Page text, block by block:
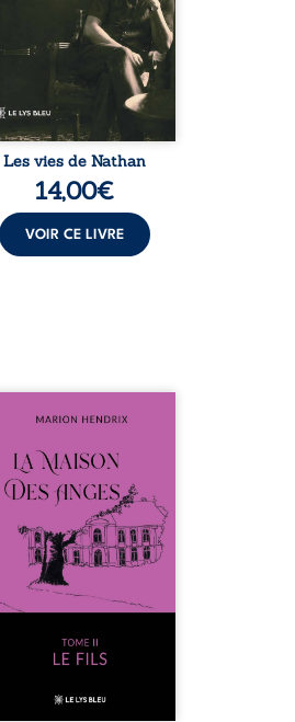
par la Seconde
mondiale, une identité
juive brisée, la guerre ...
Les vies de Nathan
14,00€
VOIR CE LIVRE
sommes en 1979, soit 15
Anatole-Eustache.
devra affronter non
un inconnu qui rôde
du domaine et dont
le fidèle majordome,
les visites, le passé
d’Anatole-
la malédiction
mais aussi la toute-
de Gauthier. Mais
dompter cet enfant
avant qu’il ...